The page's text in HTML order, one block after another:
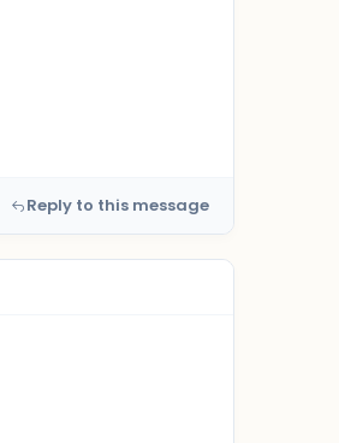
Reply to this message